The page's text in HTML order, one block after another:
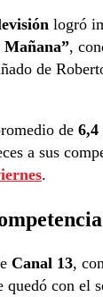
logró
Mañana”,
de
de 6,4
a sus
.
Canal 13,
quedó con el